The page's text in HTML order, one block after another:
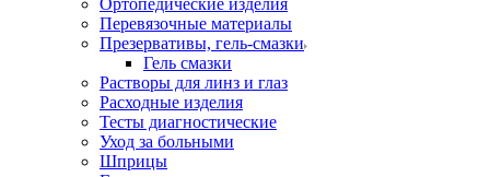
Ортопедические изделия
Перевязочные материалы
Презервативы, гель-смазки
Гель смазки
Растворы для линз и глаз
Расходные изделия
Тесты диагностические
Уход за больными
Шприцы